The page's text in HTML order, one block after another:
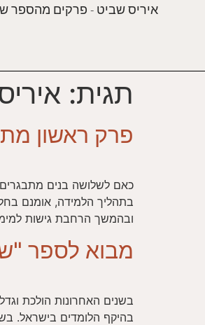
איריס שביט - פרקים מהספר
תגית:
פרק ראשון
כאם לשלושה בנים מתבגרים
בתהליך הלמידה, אומנם
ובהמשך הרחבת גישות
מבוא לספר
בשנים האחרונות הולכת
בהיקף הלומדים בישראל.